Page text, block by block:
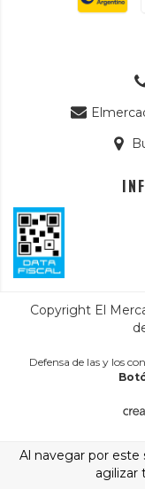
Al navegar por este
agilizar
Copyright El
Defensa de las y los